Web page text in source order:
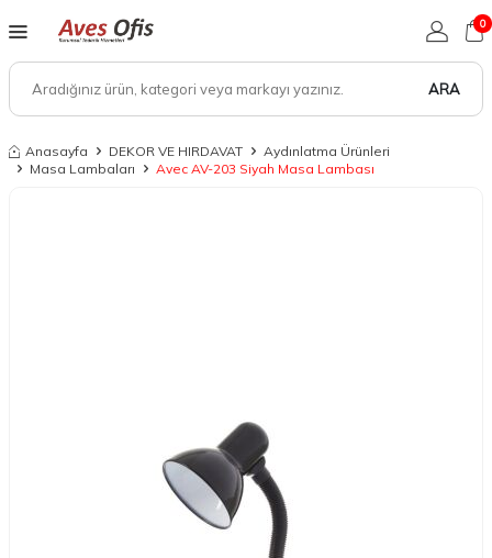
ARA
0
Anasayfa DEKOR VE HIRDAVAT
Aydınlatma Ürünleri
Masa Lambaları
Avec AV-203 Siyah Masa Lambası